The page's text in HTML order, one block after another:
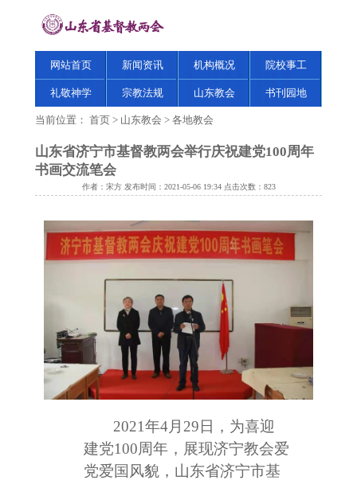
网站首页 新闻资讯 机构概况 院校事工
礼敬神学 宗教法规 山东教会 书刊园地
当前位置： 首页 > 山东教会 > 各地教会
山东省济宁市基督教两会举行庆祝建党100周年
书画交流笔会
作者：宋方 发布时间：2021-05-06 19:34 点击次数： 823
2021年4月29日，为喜迎
建党100周年，展现济宁教会爱
党爱国风貌，山东省济宁市基